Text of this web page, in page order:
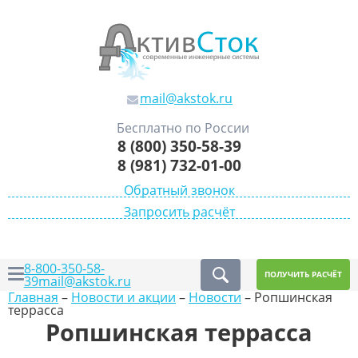
mail@akstok.ru
Бесплатно по России
8 (800) 350-58-39
8 (981) 732-01-00
Обратный звонок
Запросить расчёт
8-800-350-58-
39mail@akstok.ru ПОЛУЧИТЬ РАСЧЁТ
Главная – Новости и акции – Новости – Ропшинская
террасса
Ропшинская террасса